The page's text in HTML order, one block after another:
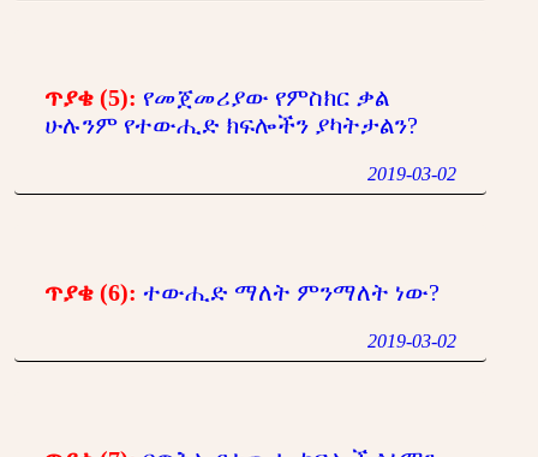
ጥያቄ (5): የመጀመሪያው የምስክር ቃል
ሁሉንም የተውሒድ ክፍሎችን ያካትታልን?
2019-03-02
ጥያቄ (6): ተውሒድ ማለት ምንማለት ነው?
2019-03-02